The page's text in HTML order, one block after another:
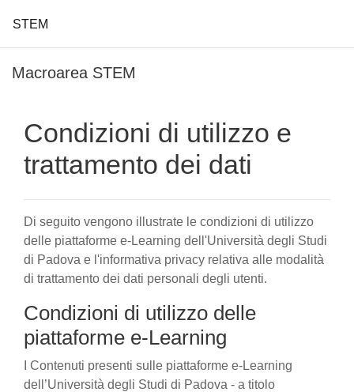
STEM
Macroarea STEM
Condizioni di utilizzo e
trattamento dei dati
Di seguito vengono illustrate le condizioni di utilizzo
delle piattaforme e-Learning dell'Università degli Studi
di Padova e l'informativa privacy relativa alle modalità
di trattamento dei dati personali degli utenti.
Condizioni di utilizzo delle
piattaforme e-Learning
I Contenuti presenti sulle piattaforme e-Learning
dell’Università degli Studi di Padova - a titolo